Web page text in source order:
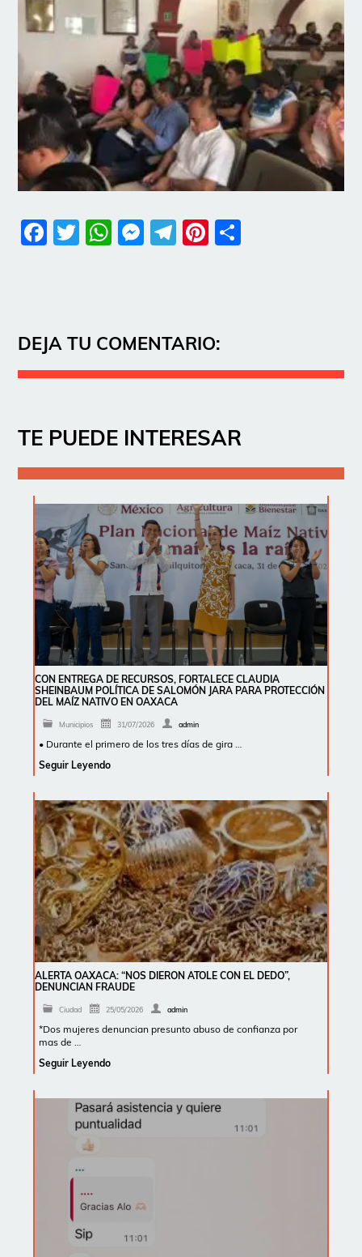
Facebook
Twitter
WhatsApp
Messenger
Telegram
Pinterest
DEJA TU COMENTARIO:
TE PUEDE INTERESAR
CON ENTREGA DE RECURSOS, FORTALECE CLAUDIA
SHEINBAUM POLÍTICA DE SALOMÓN JARA PARA PROTECCIÓN
DEL MAÍZ NATIVO EN OAXACA
Municipios 31/07/2026 admin
• Durante el primero de los tres días de gira …
Seguir Leyendo
ALERTA OAXACA: “NOS DIERON ATOLE CON EL DEDO”,
DENUNCIAN FRAUDE
Ciudad 25/05/2026 admin
*Dos mujeres denuncian presunto abuso de confianza por
mas de …
Seguir Leyendo